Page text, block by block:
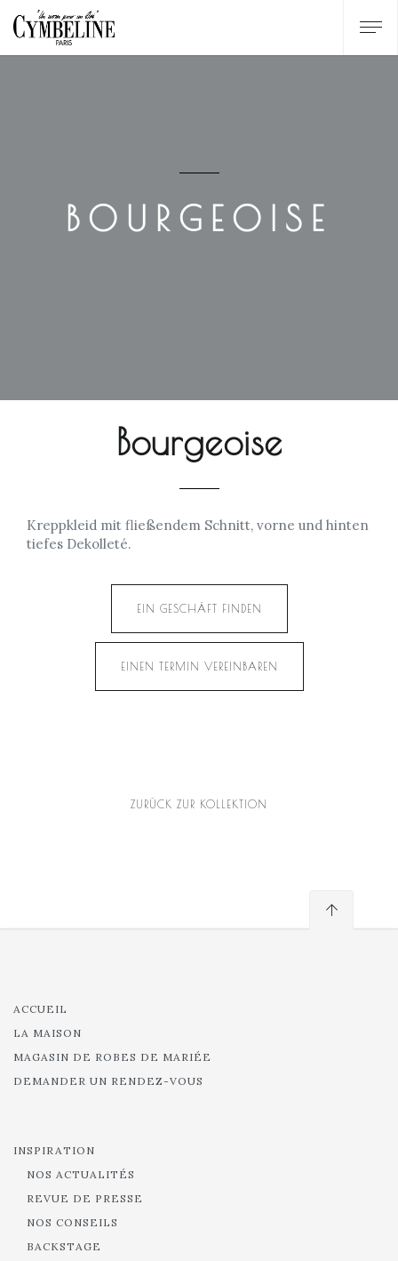
BOURGEOISE
Bourgeoise
Kreppkleid mit fließendem Schnitt, vorne und hinten
tiefes Dekolleté.
EIN GESCHÄFT FINDEN
EINEN TERMIN VEREINBAREN
ZURÜCK ZUR KOLLEKTION
ACCUEIL
LA MAISON
MAGASIN DE ROBES DE MARIÉE
DEMANDER UN RENDEZ-VOUS
INSPIRATION
NOS ACTUALITÉS
REVUE DE PRESSE
NOS CONSEILS
BACKSTAGE